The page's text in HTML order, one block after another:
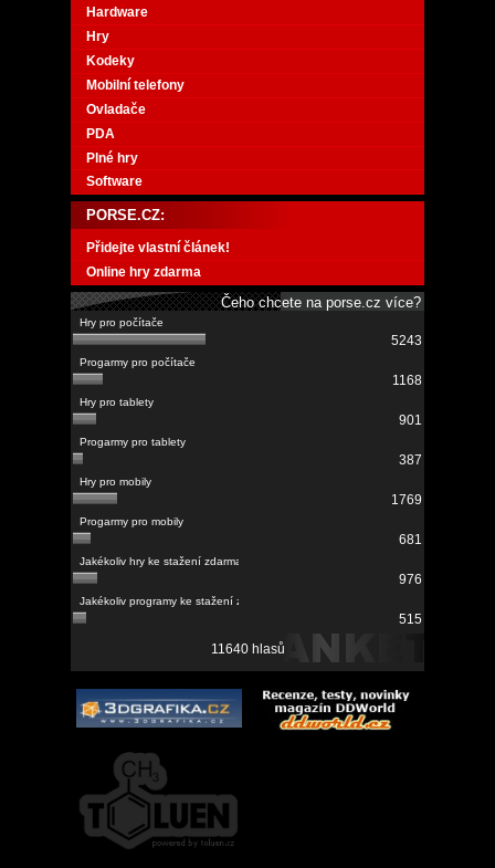
Hardware
Hry
Kodeky
Mobilní telefony
Ovladače
PDA
Plné hry
Software
PORSE.CZ:
Přidejte vlastní článek!
Online hry zdarma
Čeho chcete na porse.cz více?
5243
1168
901
387
1769
681
976
515
11640 hlasů